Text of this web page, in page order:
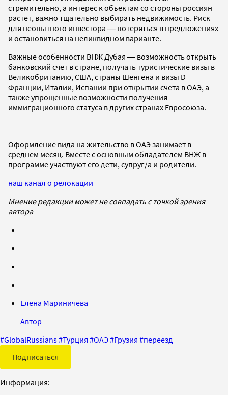
стремительно, а интерес к объектам со стороны россиян
растет, важно тщательно выбирать недвижимость. Риск
для неопытного инвестора ― потеряться в предложениях
и остановиться на неликвидном варианте.
Важные особенности ВНЖ Дубая ― возможность открыть
банковский счет в стране, получать туристические визы в
Великобританию, США, страны Шенгена и визы D
Франции, Италии, Испании при открытии счета в ОАЭ, а
также упрощенные возможности получения
иммиграционного статуса в других странах Евросоюза.
Оформление вида на жительство в ОАЭ занимает в
среднем месяц. Вместе с основным обладателем ВНЖ в
программе участвуют его дети, супруг/а и родители.
наш канал о релокации
Мнение редакции может не совпадать с точкой зрения
автора
Елена Мариничева
Автор
#GlobalRussians#Турция #ОАЭ#Грузия #переезд
Подписаться
Информация: